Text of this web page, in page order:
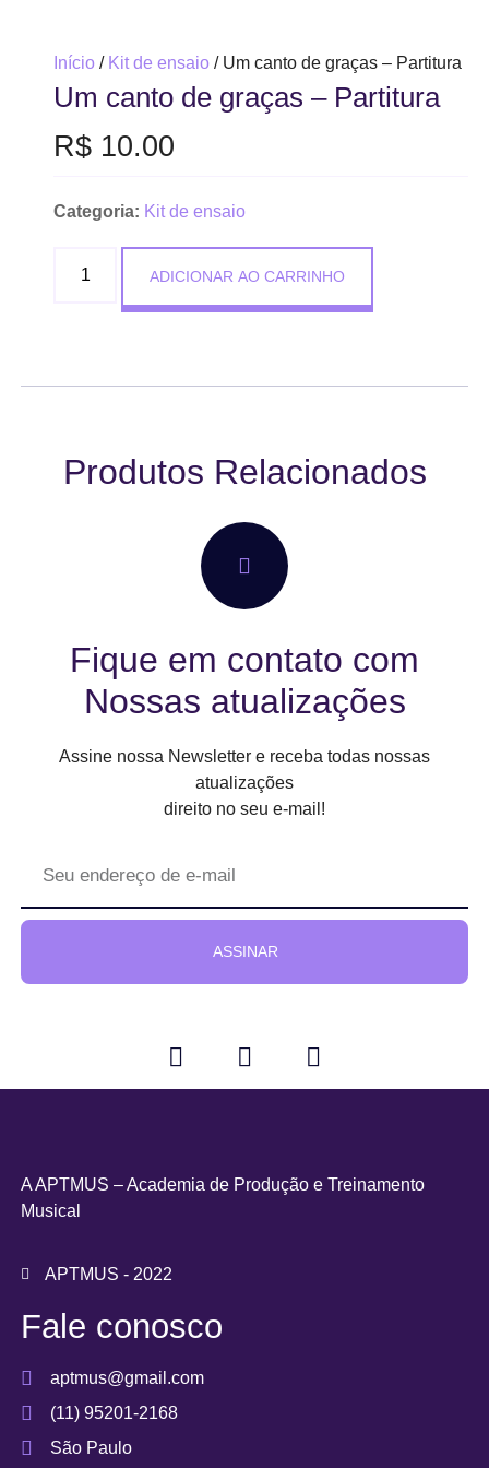
Início/ Kit de ensaio/ Um canto de graças – Partitura
Um canto de graças – Partitura
R$10.00
Categoria: Kit de ensaio
ADICIONAR AO CARRINHO
Produtos Relacionados
Fique em contato com
Nossas atualizações
Assine nossa Newsletter e receba todas nossas
atualizações
direito no seu e-mail!
ASSINAR
A APTMUS – Academia de Produção e Treinamento
Musical
APTMUS - 2022
Fale conosco
aptmus@gmail.com
(11) 95201-2168
São Paulo